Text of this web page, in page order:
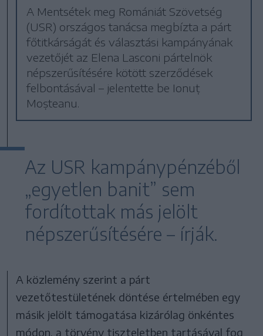
A Mentsétek meg Romániát Szövetség
(USR) országos tanácsa megbízta a párt
főtitkárságát és választási kampányának
vezetőjét az Elena Lasconi pártelnök
népszerűsítésére kötött szerződések
felbontásával – jelentette be Ionuț
Moșteanu.
Az USR kampánypénzéből
„egyetlen banit” sem
fordítottak más jelölt
népszerűsítésére – írják.
A közlemény szerint a párt
vezetőtestületének döntése értelmében egy
másik jelölt támogatása kizárólag önkéntes
módon, a törvény tiszteletben tartásával fog